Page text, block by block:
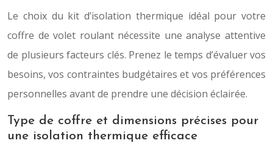
Le choix du kit d’isolation thermique idéal pour votre
coffre de volet roulant nécessite une analyse attentive
de plusieurs facteurs clés. Prenez le temps d’évaluer vos
besoins, vos contraintes budgétaires et vos préférences
personnelles avant de prendre une décision éclairée.
Type de coffre et dimensions précises pour
une isolation thermique efficace